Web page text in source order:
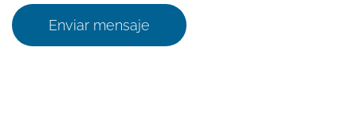
Enviar mensaje